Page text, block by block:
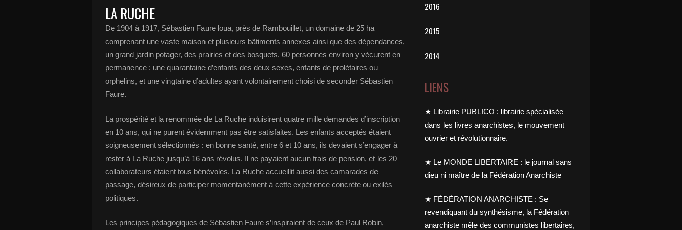
LA RUCHE
De 1904 à 1917, Sébastien Faure loua, près de Rambouillet, un domaine de 25 ha
comprenant une vaste maison et plusieurs bâtiments annexes ainsi que des dépendances,
un grand jardin potager, des prairies et des bosquets. 60 personnes environ y vécurent en
permanence : une quarantaine d’enfants des deux sexes, enfants de prolétaires ou
orphelins, et une vingtaine d’adultes ayant volontairement choisi de seconder Sébastien
Faure.
La prospérité et la renommée de La Ruche induisirent quatre mille demandes d’inscription
en 10 ans, qui ne purent évidemment pas être satisfaites. Les enfants acceptés étaient
soigneusement sélectionnés : en bonne santé, entre 6 et 10 ans, ils devaient s’engager à
rester à La Ruche jusqu’à 16 ans révolus. Il ne payaient aucun frais de pension, et les 20
collaborateurs étaient tous bénévoles. La Ruche accueillit aussi des camarades de
passage, désireux de participer momentanément à cette expérience concrète ou exilés
politiques.
Les principes pédagogiques de Sébastien Faure s’inspiraient de ceux de Paul Robin,
2016
2015
2014
LIENS
★ Librairie PUBLICO : librairie spécialisée
dans les livres anarchistes, le mouvement
ouvrier et révolutionnaire.
★ Le MONDE LIBERTAIRE : le journal sans
dieu ni maître de la Fédération Anarchiste
★ FÉDÉRATION ANARCHISTE : Se
revendiquant du synthésisme, la Fédération
anarchiste mêle des communistes libertaires,